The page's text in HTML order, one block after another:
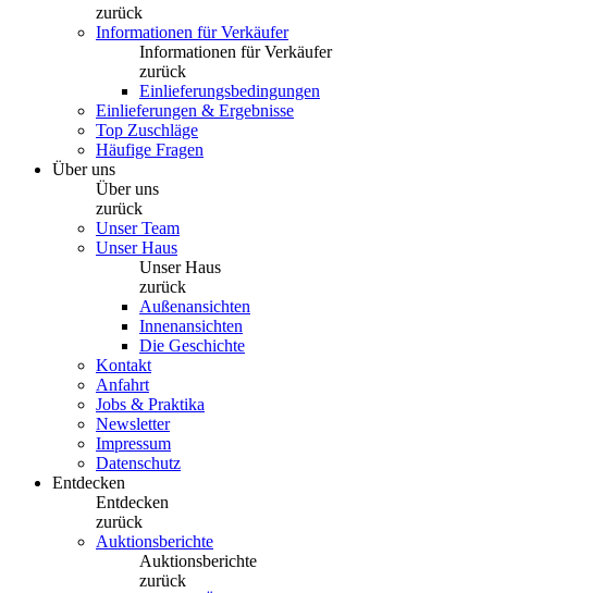
zurück
Informationen für Verkäufer
Informationen für Verkäufer
zurück
Einlieferungsbedingungen
Einlieferungen & Ergebnisse
Top Zuschläge
Häufige Fragen
Über uns
Über uns
zurück
Unser Team
Unser Haus
Unser Haus
zurück
Außenansichten
Innenansichten
Die Geschichte
Kontakt
Anfahrt
Jobs & Praktika
Newsletter
Impressum
Datenschutz
Entdecken
Entdecken
zurück
Auktionsberichte
Auktionsberichte
zurück